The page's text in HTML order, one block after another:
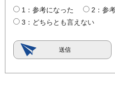
1：参考になった
2：参
3：どちらとも言えない